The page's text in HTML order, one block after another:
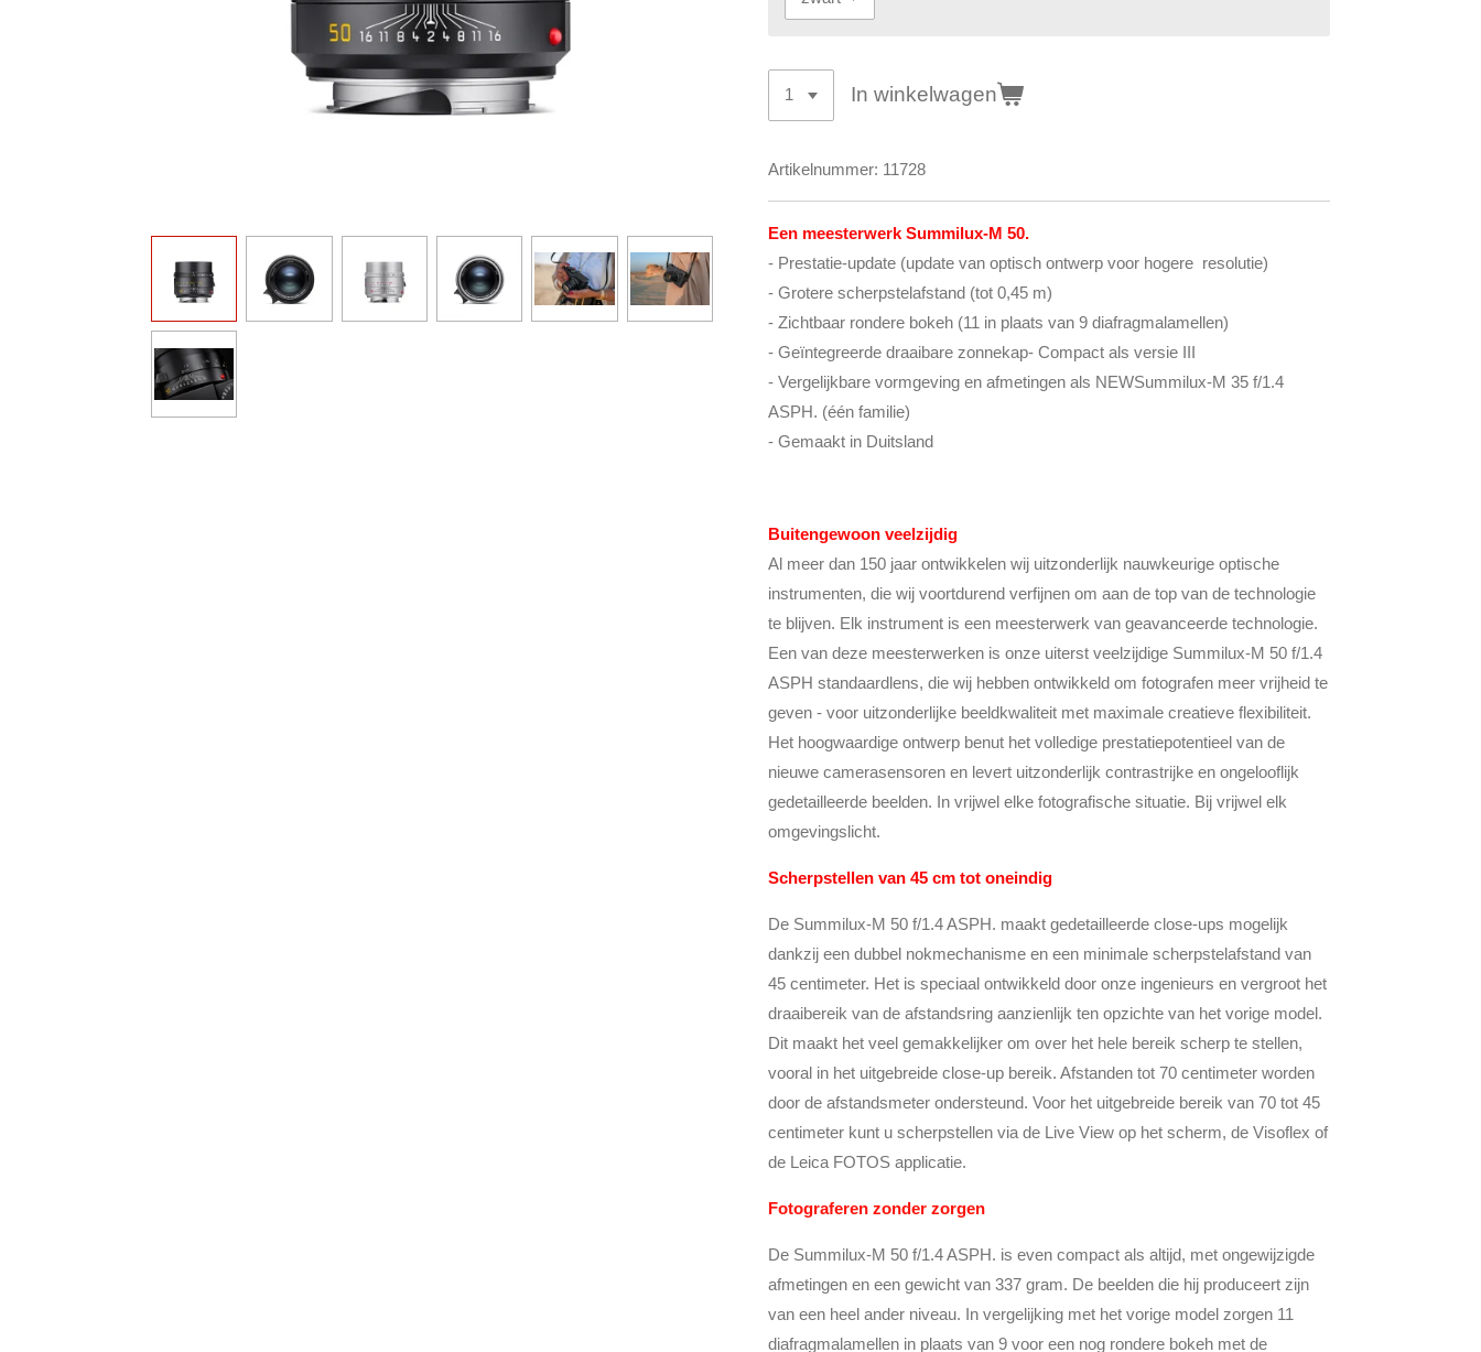
In winkelwagen
Artikelnummer: 11728
Een meesterwerk Summilux-M 50.
- Prestatie-update (update van optisch ontwerp voor hogere resolutie)
- Grotere scherpstelafstand (tot 0,45 m)
- Zichtbaar rondere bokeh (11 in plaats van 9 diafragmalamellen)
- Geïntegreerde draaibare zonnekap- Compact als versie III
- Vergelijkbare vormgeving en afmetingen als NEWSummilux-M 35 f/1.4
ASPH. (één familie)
- Gemaakt in Duitsland
Buitengewoon veelzijdig
Al meer dan 150 jaar ontwikkelen wij uitzonderlijk nauwkeurige optische
instrumenten, die wij voortdurend verfijnen om aan de top van de technologie
te blijven. Elk instrument is een meesterwerk van geavanceerde technologie.
Een van deze meesterwerken is onze uiterst veelzijdige Summilux-M 50 f/1.4
ASPH standaardlens, die wij hebben ontwikkeld om fotografen meer vrijheid te
geven - voor uitzonderlijke beeldkwaliteit met maximale creatieve flexibiliteit.
Het hoogwaardige ontwerp benut het volledige prestatiepotentieel van de
nieuwe camerasensoren en levert uitzonderlijk contrastrijke en ongelooflijk
gedetailleerde beelden. In vrijwel elke fotografische situatie. Bij vrijwel elk
omgevingslicht.
Scherpstellen van 45 cm tot oneindig
De Summilux-M 50 f/1.4 ASPH. maakt gedetailleerde close-ups mogelijk
dankzij een dubbel nokmechanisme en een minimale scherpstelafstand van
45 centimeter. Het is speciaal ontwikkeld door onze ingenieurs en vergroot het
draaibereik van de afstandsring aanzienlijk ten opzichte van het vorige model.
Dit maakt het veel gemakkelijker om over het hele bereik scherp te stellen,
vooral in het uitgebreide close-up bereik. Afstanden tot 70 centimeter worden
door de afstandsmeter ondersteund. Voor het uitgebreide bereik van 70 tot 45
centimeter kunt u scherpstellen via de Live View op het scherm, de Visoflex of
de Leica FOTOS applicatie.
Fotograferen zonder zorgen
De Summilux-M 50 f/1.4 ASPH. is even compact als altijd, met ongewijzigde
afmetingen en een gewicht van 337 gram. De beelden die hij produceert zijn
van een heel ander niveau. In vergelijking met het vorige model zorgen 11
diafragmalamellen in plaats van 9 voor een nog rondere bokeh met de